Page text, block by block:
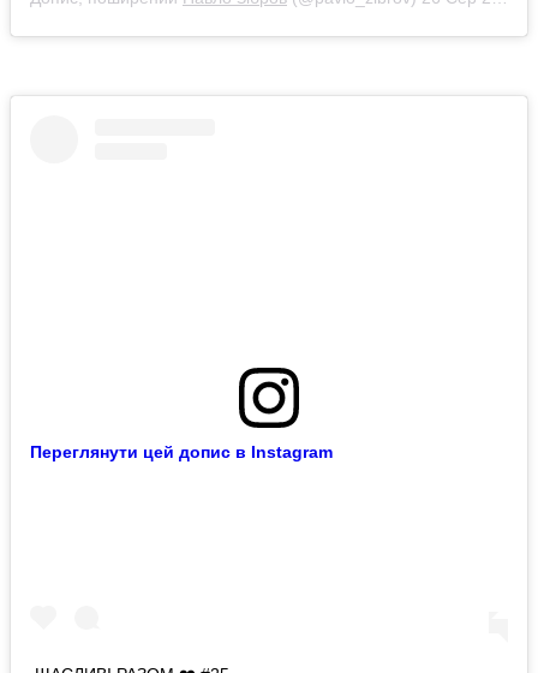
Переглянути цей допис в Instagram